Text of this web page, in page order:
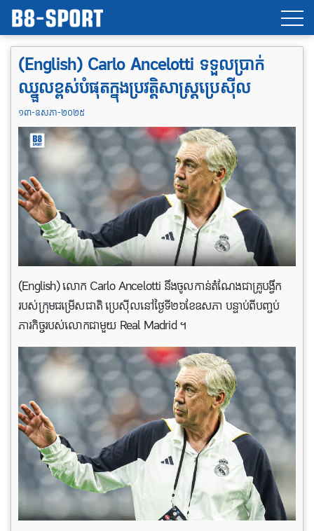
(English) Carlo Ancelotti ទទួលប្រាក់
ឈ្នួលខ្ពស់បំផុតក្នុងប្រវត្តិសាស្ត្រប្រេស៊ីល
១៣-ឧសភា-២០២៥
(English) លោក Carlo Ancelotti នឹងចូលកាន់តំណែងជាគ្រូបង្វឹក
របស់ក្រុមជម្រើសជាតិ ប្រេស៊ីលនៅថ្ងៃទី២៦ខែឧសភា បន្ទាប់ពីបញ្ចប់
ភារកិច្ចរបស់លោកជាមួយ Real Madrid ។